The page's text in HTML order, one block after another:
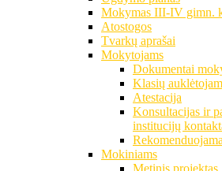
Mokymas III-IV gimn.
Atostogos
Tvarkų aprašai
Mokytojams
Dokumentai
Klasių
Atestacija
Konsultacijas ir
institucijų
Mokiniams
Metinis projektas